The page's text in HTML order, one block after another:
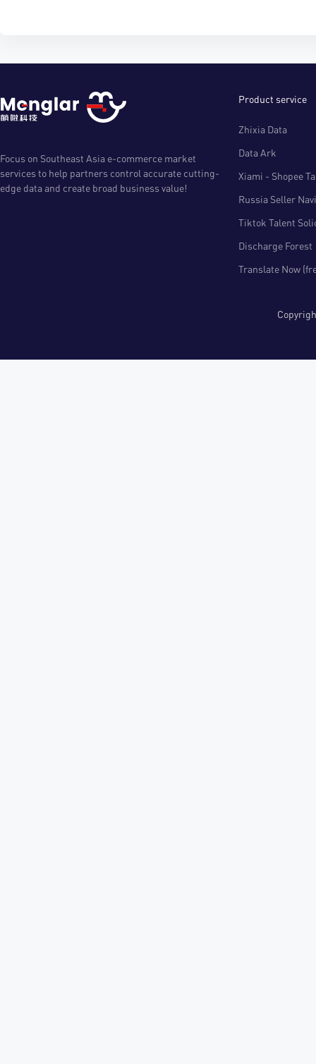
Focus on Southeast Asia e-commerce market
services to help partners control accurate cutting-
edge data and create broad business value!
Product service
Zhixia Data
Data Ark
Xiami - Shopee
Russia Seller
Tiktok Talent
Discharge Forest
Translate Now